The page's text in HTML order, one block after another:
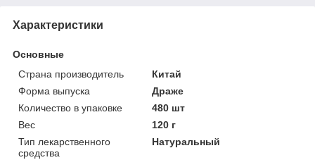
Характеристики
Основные
Страна производитель
Китай
Форма выпуска
Драже
Количество в упаковке
480 шт
Вес
120 г
Тип лекарственного
средства
Натуральный